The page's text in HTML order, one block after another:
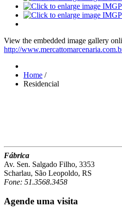
View the embedded image gallery
http://
Home /
Residencial
Fábrica
Av. Sen. Salgado Filho, 3353
Scharlau, São Leopoldo, RS
Fone: 51.3568.3458
Agende uma visita